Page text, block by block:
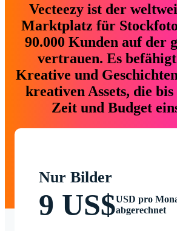
Vecteezy ist der
Marktplatz für
90.000 Kunden auf der
vertrauen. Es
Kreative und
kreativen Assets, die
Zeit und Budget
Nur Bilder
9 US$USD pro
abgerechnet